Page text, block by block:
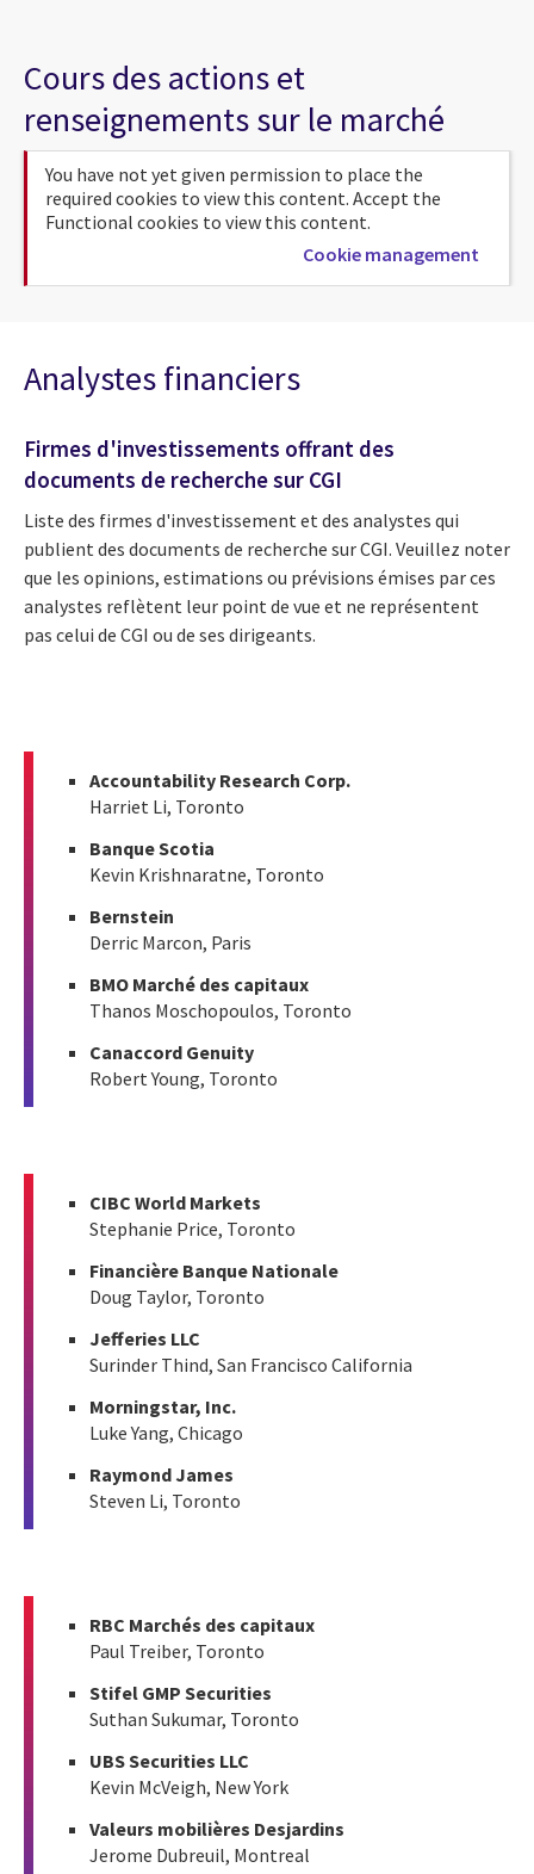
Cours des actions et
renseignements sur le marché
You have not yet given permission to place the
required cookies to view this content. Accept the
Functional cookies to view this content.
Cookie management
Analystes financiers
Firmes d'investissements offrant des
documents de recherche sur CGI
Liste des firmes d'investissement et des analystes qui
publient des documents de recherche sur CGI. Veuillez noter
que les opinions, estimations ou prévisions émises par ces
analystes reflètent leur point de vue et ne représentent
pas celui de CGI ou de ses dirigeants.
Accountability Research Corp.
Harriet Li, Toronto
Banque Scotia
Kevin Krishnaratne, Toronto
Bernstein
Derric Marcon, Paris
BMO Marché des capitaux
Thanos Moschopoulos, Toronto
Canaccord Genuity
Robert Young, Toronto
CIBC World Markets
Stephanie Price, Toronto
Financière Banque Nationale
Doug Taylor, Toronto
Jefferies LLC
Surinder Thind, San Francisco California
Morningstar, Inc.
Luke Yang, Chicago
Raymond James
Steven Li, Toronto
RBC Marchés des capitaux
Paul Treiber, Toronto
Stifel GMP Securities
Suthan Sukumar, Toronto
UBS Securities LLC
Kevin McVeigh, New York
Valeurs mobilières Desjardins
Jerome Dubreuil, Montreal